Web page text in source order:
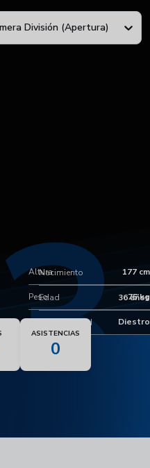
División (Apertura)
Altura 177 cm
Peso 75 kg
Pie dominante Diestro
Nacimiento
Edad 36 años
Nacionalidad
ASISTENCIAS
0